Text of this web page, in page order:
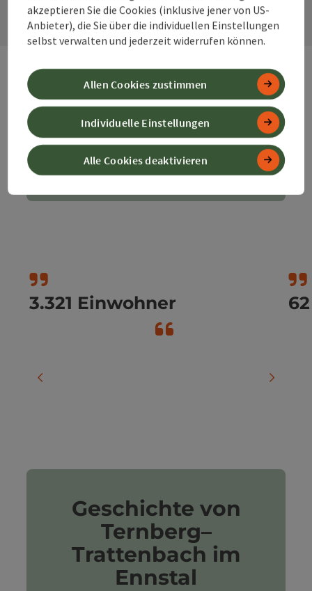
Daten & Fakten
3.321 Einwohner
Geschichte von
Ternberg–
Trattenbach im
Ennstal
akzeptieren Sie die Cookies (inklusive jener von US-
Anbieter), die Sie über die individuellen Einstellungen
selbst verwalten und jederzeit widerrufen können.
Alle Cookies deaktivieren
Individuelle Einstellungen
Allen Cookies zustimmen